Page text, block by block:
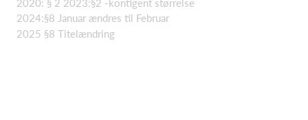
2024:§8 Januar ændres til Februar
2025 §8 Titelændring